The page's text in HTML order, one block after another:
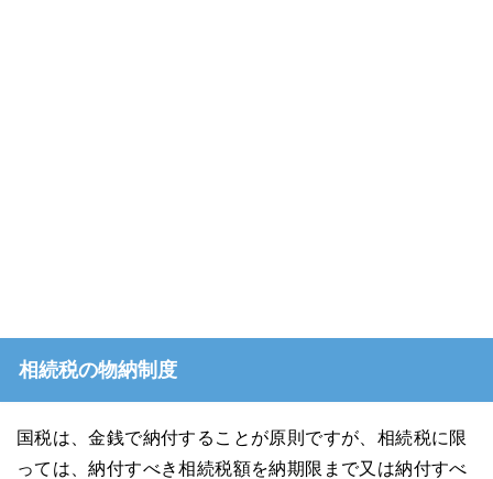
相続税の物納制度
国税は、金銭で納付することが原則ですが、相続税に限
っては、納付すべき相続税額を納期限まで又は納付すべ